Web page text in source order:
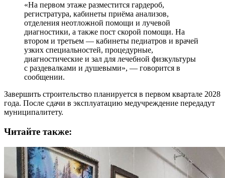
«На первом этаже разместится гардероб,
регистратура, кабинеты приёма анализов,
отделения неотложной помощи и лучевой
диагностики, а также пост скорой помощи. На
втором и третьем — кабинеты педиатров и врачей
узких специальностей, процедурные,
диагностические и зал для лечебной физкультуры
с раздевалками и душевыми», — говорится в
сообщении.
Завершить строительство планируется в первом квартале 2028
года. После сдачи в эксплуатацию медучреждение передадут
муниципалитету.
Читайте также: